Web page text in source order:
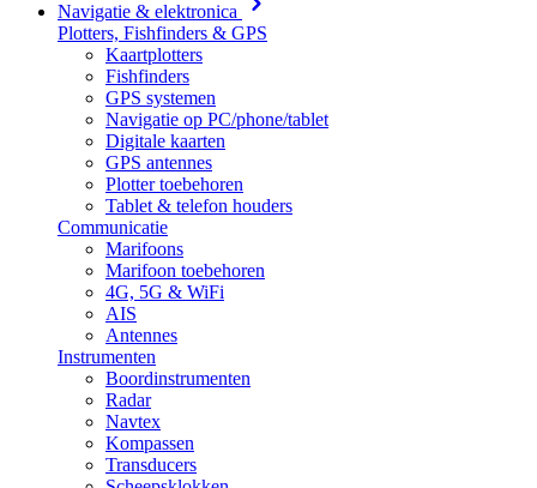
Navigatie & elektronica
Plotters, Fishfinders & GPS
Kaartplotters
Fishfinders
GPS systemen
Navigatie op PC/phone/tablet
Digitale kaarten
GPS antennes
Plotter toebehoren
Tablet & telefon houders
Communicatie
Marifoons
Marifoon toebehoren
4G, 5G & WiFi
AIS
Antennes
Instrumenten
Boordinstrumenten
Radar
Navtex
Kompassen
Transducers